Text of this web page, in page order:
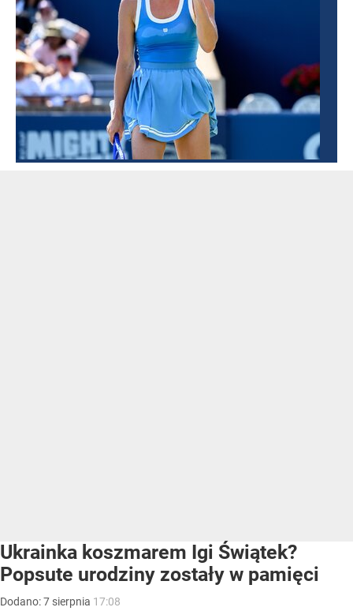
Ukrainka koszmarem Igi Świątek?
Popsute urodziny zostały w pamięci
Dodano:7 sierpnia 17:08